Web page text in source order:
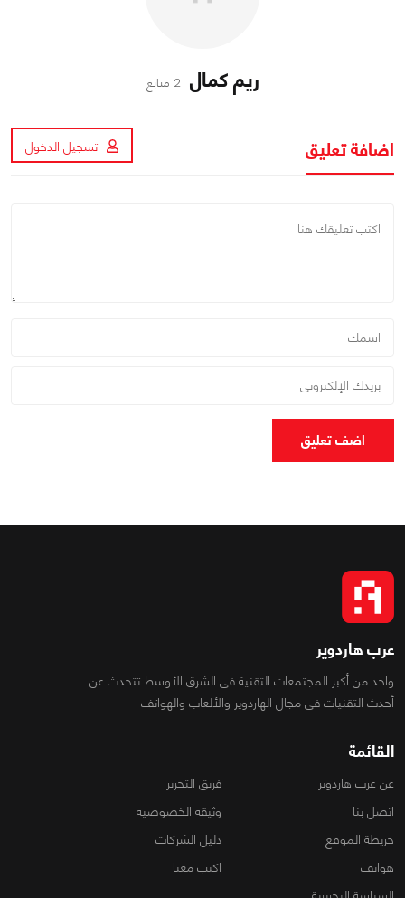
ريم كمال 2 متابع
اضافة تعليق تسجيل الدخول
اضف تعليق
عرب هاردوير
واحد من أكبر المجتمعات التقنية فى الشرق الأوسط تتحدث عن
أحدث التقنيات فى مجال الهاردوير والألعاب والهواتف
القائمة
عن عرب هاردوير
فريق التحرير
اتصل بنا
وثيقة الخصوصية
خريطة الموقع
دليل الشركات
هواتف
اكتب معنا